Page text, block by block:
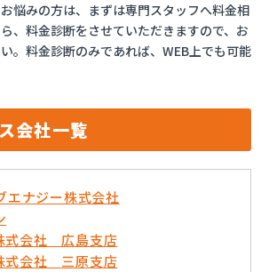
悩みの方は、まずは専門スタッフへ料金相
、料金診断をさせていただきますので、お
。料金診断のみであれば、WEB上でも可能
会社一覧
エナジー株式会社
式会社 広島支店
式会社 三原支店